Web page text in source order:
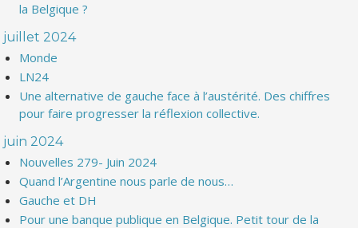
la Belgique ?
juillet 2024
Monde
LN24
Une alternative de gauche face à l’austérité. Des chiffres
pour faire progresser la réflexion collective.
juin 2024
Nouvelles 279- Juin 2024
Quand l’Argentine nous parle de nous…
Gauche et DH
Pour une banque publique en Belgique. Petit tour de la